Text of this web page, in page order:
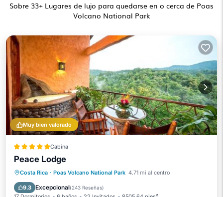
Sobre 33+ Lugares de lujo para quedarse en o cerca de Poas
Volcano National Park
Muy bien valorado
Cabina
Peace Lodge
Costa Rica · Poas Volcano National Park 4.71 mi al centro
9.3 Excepcional(243 Reseñas)
Frente al mar
Desayuno
Estación de carga para vehículos eléctricos